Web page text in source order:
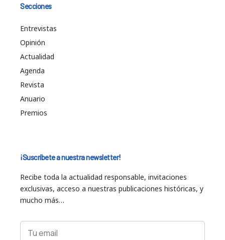
Secciones
Entrevistas
Opinión
Actualidad
Agenda
Revista
Anuario
Premios
¡Suscríbete a nuestra newsletter!
Recibe toda la actualidad responsable, invitaciones
exclusivas, acceso a nuestras publicaciones históricas, y
mucho más…